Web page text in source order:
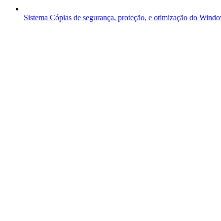
Sistema Cópias de segurança, proteção, e otimização do